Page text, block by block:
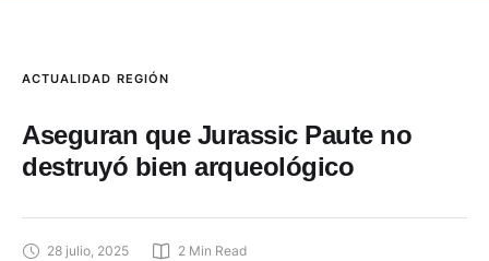
ACTUALIDAD REGIÓN
Aseguran que Jurassic Paute no
destruyó bien arqueológico
28 julio, 2025 2 Min Read